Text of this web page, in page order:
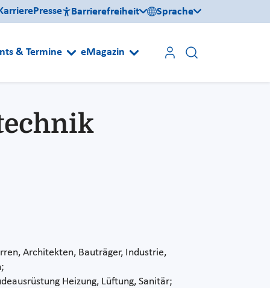
Presse Barrierefreiheit Sprache
& Termine eMagazin
Architekten, Bauträger, Industrie,
Heizung, Lüftung, Sanitär;